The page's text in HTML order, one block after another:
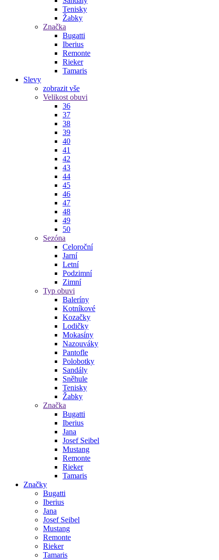
Tenisky
Žabky
Značka
Bugatti
Iberius
Remonte
Rieker
Tamaris
Slevy
zobrazit vše
Velikost obuvi
36
37
38
39
40
41
42
43
44
45
46
47
48
49
50
Sezóna
Celoroční
Jarní
Letní
Podzimní
Zimní
Typ obuvi
Baleríny
Kotníkové
Kozačky
Lodičky
Mokasíny
Nazouváky
Pantofle
Polobotky
Sandály
Sněhule
Tenisky
Žabky
Značka
Bugatti
Iberius
Jana
Josef Seibel
Mustang
Remonte
Rieker
Tamaris
Značky
Bugatti
Iberius
Jana
Josef Seibel
Mustang
Remonte
Rieker
Tamaris